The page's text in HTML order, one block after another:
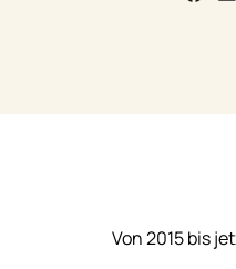
Von 2015 bis